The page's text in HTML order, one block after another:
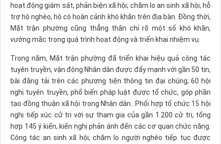
hoạt động giám sát, phản biện xã hội; chăm lo an sinh xã hội, hỗ
trợ hộ nghèo, hộ có hoàn cảnh khó khăn trên địa bàn. Đồng thời,
Mặt trận phường cũng thẳng thắn chỉ rõ một số khó khăn,
vướng mắc trong quá trình hoạt động và triển khai nhiệm vụ.
Trong năm, Mặt trận phường đã triển khai hiệu quả công tác
tuyên truyền, vận động Nhân dân được đẩy mạnh với gần 50 tin,
bài đăng tải trên các phương tiện thông tin đại chúng; 60 hội
nghị tuyên truyền, phổ biến pháp luật được tổ chức, góp phần
tạo đồng thuận xã hội trong Nhân dân.. Phối hợp tổ chức 15 hội
nghị tiếp xúc cử tri với sự tham gia của gần 1.200 cử tri, tổng
hợp 145 ý kiến, kiến nghị phản ánh đến các cơ quan chức năng.
Công tác an sinh xã hội, chăm lo người nghèo tiếp tục được